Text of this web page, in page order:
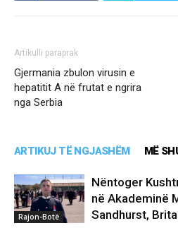
Artikulli paraprak
Gjermania zbulon virusin e
hepatitit A në frutat e ngrira
nga Serbia
ARTIKUJ TË NGJASHËM MË
Rajon-Botë
Nëntoger
në Akademinë
Sandhurst,